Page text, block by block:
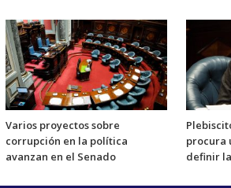
Varios proyectos sobre
corrupción en la política
avanzan en el Senado
procura
definir